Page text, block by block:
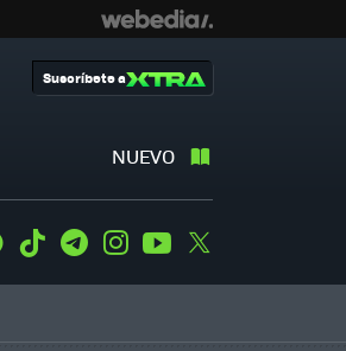
NUEVO
Suscríbete a
WhatsApp
Tiktok TelegramInstagramYoutube